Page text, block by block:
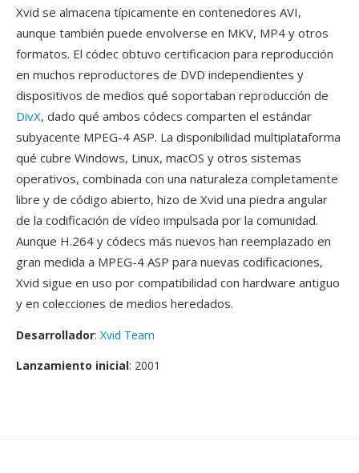
Xvid se almacena típicamente en contenedores AVI,
aunque también puede envolverse en MKV, MP4 y otros
formatos. El códec obtuvo certificacion para reproducción
en muchos reproductores de DVD independientes y
dispositivos de medios qué soportaban reproducción de
DivX, dado qué ambos códecs comparten el estándar
subyacente MPEG-4 ASP. La disponibilidad multiplataforma
qué cubre Windows, Linux, macOS y otros sistemas
operativos, combinada con una naturaleza completamente
libre y de código abierto, hizo de Xvid una piedra angular
de la codificación de vídeo impulsada por la comunidad.
Aunque H.264 y códecs más nuevos han reemplazado en
gran medida a MPEG-4 ASP para nuevas codificaciones,
Xvid sigue en uso por compatibilidad con hardware antiguo
y en colecciones de medios heredados.
Desarrollador: Xvid Team
Lanzamiento inicial: 2001